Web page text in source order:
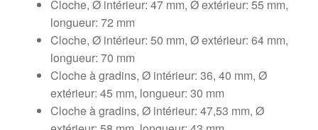
Cloche, Ø intérieur: 47 mm, Ø extérieur: 55 mm,
longueur: 72 mm
Cloche, Ø intérieur: 50 mm, Ø extérieur: 64 mm,
longueur: 70 mm
Cloche à gradins, Ø intérieur: 36, 40 mm, Ø
extérieur: 45 mm, longueur: 30 mm
Cloche à gradins, Ø intérieur: 47,53 mm, Ø